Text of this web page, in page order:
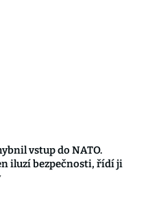
vstup do NATO.
iluzí bezpečnosti, řídí ji